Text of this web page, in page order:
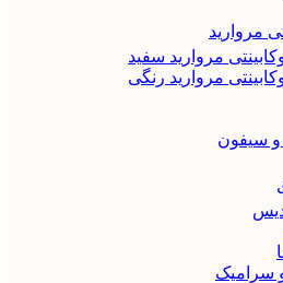
مروارید
مروارید سفید
مروارید رنگی
و سیفون